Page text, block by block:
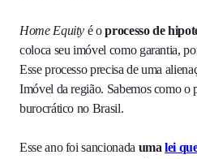
Home Equity é oprocesso de
coloca seu imóvel como garantia,
Esse processo precisa de uma
Imóvel da região. Sabemos como o
burocrático no Brasil.
Esse ano foi sancionada umalei